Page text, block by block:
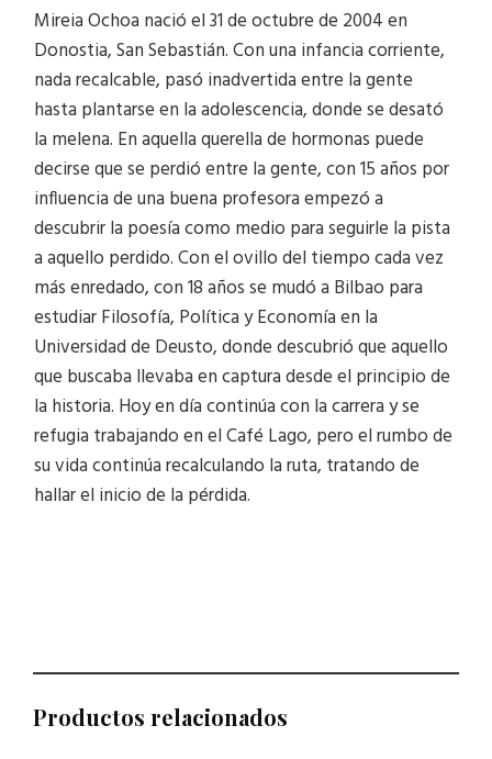
Mireia Ochoa nació el 31 de octubre de 2004 en
Donostia, San Sebastián. Con una infancia corriente,
nada recalcable, pasó inadvertida entre la gente
hasta plantarse en la adolescencia, donde se desató
la melena. En aquella querella de hormonas puede
decirse que se perdió entre la gente, con 15 años por
influencia de una buena profesora empezó a
descubrir la poesía como medio para seguirle la pista
a aquello perdido. Con el ovillo del tiempo cada vez
más enredado, con 18 años se mudó a Bilbao para
estudiar Filosofía, Política y Economía en la
Universidad de Deusto, donde descubrió que aquello
que buscaba llevaba en captura desde el principio de
la historia. Hoy en día continúa con la carrera y se
refugia trabajando en el Café Lago, pero el rumbo de
su vida continúa recalculando la ruta, tratando de
hallar el inicio de la pérdida.
Productos relacionados